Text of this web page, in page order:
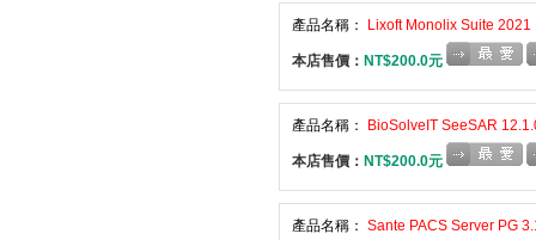
產品名稱： Lixoft Monolix Suite
本店售價： NT$200.0元
產品名稱： BioSolveIT SeeSAR
本店售價： NT$200.0元
產品名稱： Sante PACS Server PG